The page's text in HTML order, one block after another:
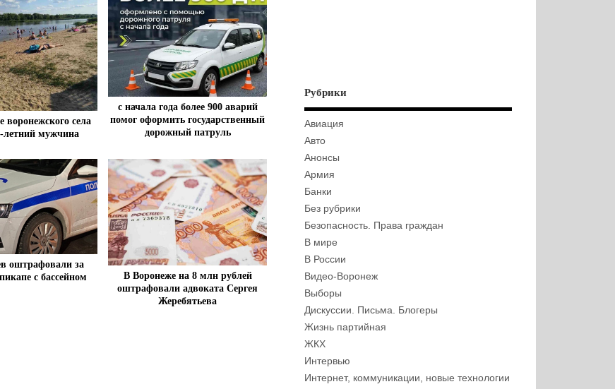
воронежского села
летний мужчина
с начала года более 900 аварий
помог оформить государственный
дорожный патруль
оштрафовали за
с бассейном
В Воронеже на 8 млн рублей
оштрафовали адвоката Сергея
Жеребятьева
Рубрики
Авиация
Авто
Анонсы
Армия
Банки
Без рубрики
Безопасность. Права граждан
В мире
В России
Видео-Воронеж
Выборы
Дискуссии. Письма. Блогеры
Жизнь партийная
ЖКХ
Интервью
Интернет, коммуникации, новые технологии